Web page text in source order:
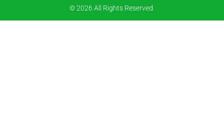
© 2026 All Rights Reserved.